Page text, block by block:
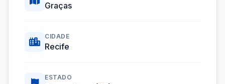
Graças
CIDADE
Recife
ESTADO